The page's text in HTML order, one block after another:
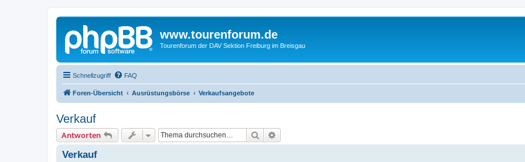
www.tourenforum.de
Tourenforum der DAV Sektion Freiburg im Breisgau
Schnellzugriff FAQ
Foren-Übersicht Ausrüstungsbörse Verkaufsangebote
Verkauf
Antworten Suche
Verkauf